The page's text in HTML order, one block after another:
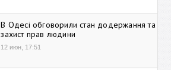
В Одесі обговорили стан додержання та
захист прав людини
12 июн, 17:51